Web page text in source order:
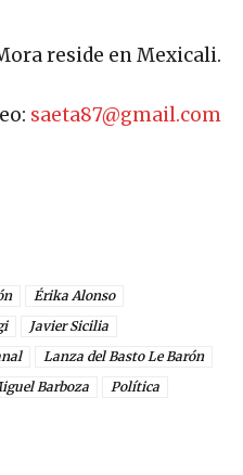
reside en Mexicali.
saeta87@gmail.com
Érika Alonso
Javier Sicilia
Lanza del Basto Le Barón
Barboza
Política